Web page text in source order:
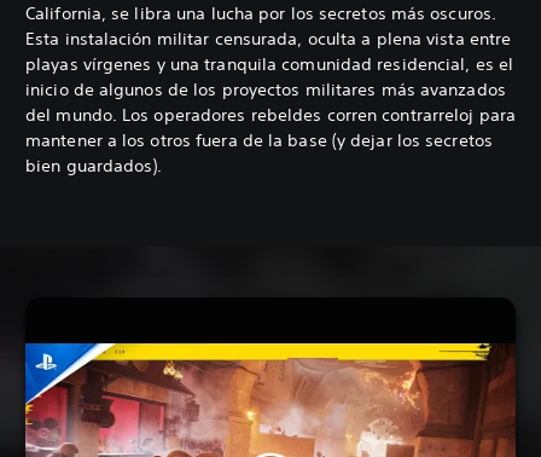
California, se libra una lucha por los secretos más oscuros.
Esta instalación militar censurada, oculta a plena vista entre
playas vírgenes y una tranquila comunidad residencial, es el
inicio de algunos de los proyectos militares más avanzados
del mundo. Los operadores rebeldes corren contrarreloj para
mantener a los otros fuera de la base (y dejar los secretos
bien guardados).